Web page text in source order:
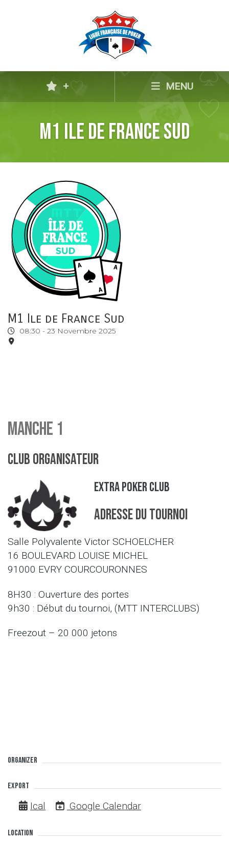
+ MENU
M1 Ile de France Sud
M1 Ile de France Sud
08:30 - 23 Novembre 2025
Manche 1
Club organisateur
EXTRA POKER CLUB
Adresse du tournoi
Salle Polyvalente Victor SCHOELCHER
16 BOULEVARD LOUISE MICHEL
91000 EVRY COURCOURONNES
8H30 : Ouverture des portes
9h30 : Début du tournoi, (MTT INTERCLUBS)
Freezout – 20 000 jetons
Organizer
Export
Ical Google Calendar
Location